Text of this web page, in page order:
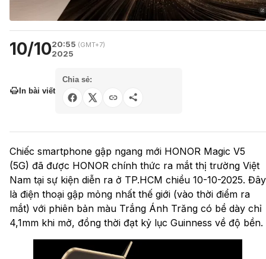
10/1020:55 (GMT+7)
2025
In bài viết
Chia sẻ:
Chiếc smartphone gập ngang mới HONOR Magic V5
(5G) đã được HONOR chính thức ra mắt thị trường Việt
Nam tại sự kiện diễn ra ở TP.HCM chiều 10-10-2025. Đây
là điện thoại gập mỏng nhất thế giới (vào thời điểm ra
mắt) với phiên bản màu Trắng Ánh Trăng có bề dày chỉ
4,1mm khi mở, đồng thời đạt kỷ lục Guinness về độ bền.